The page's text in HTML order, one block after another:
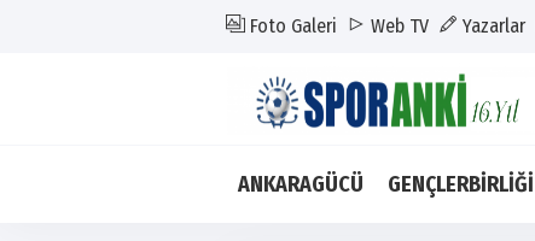
Foto Galeri Web TV Yazarlar
ANKARAGÜCÜ GENÇLERBİRLİĞİ